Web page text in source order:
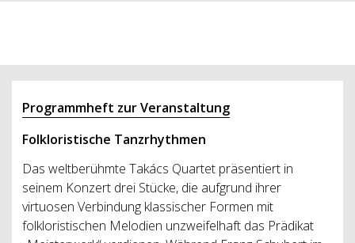
Programmheft zur Veranstaltung
Folkloristische Tanzrhythmen
Das weltberühmte Takács Quartet präsentiert in
seinem Konzert drei Stücke, die aufgrund ihrer
virtuosen Verbindung klassischer Formen mit
folkloristischen Melodien unzweifelhaft das Prädikat